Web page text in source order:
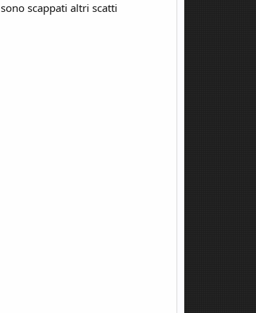
scappati altri scatti